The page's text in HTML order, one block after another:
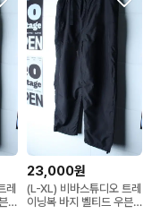
레
23,000원
(L-XL) 비바스튜디오 트레
이닝복 바지 벨티드 우븐